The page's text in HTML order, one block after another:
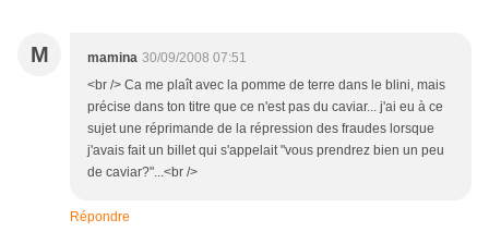
M mamina 30/09/2008 07:51
<br /> Ca me plaît avec la pomme de terre dans le blini, mais
précise dans ton titre que ce n'est pas du caviar... j'ai eu à ce
sujet une réprimande de la répression des fraudes lorsque
j'avais fait un billet qui s'appelait "vous prendrez bien un peu
de caviar?"...<br />
Répondre